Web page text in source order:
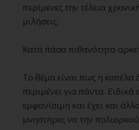
περίμενες την τέλεια
μιλήσεις;
Κατά πάσα πιθανότητα
Το θέμα είναι πως η κοπέλα
περιμένει για πάντα. Ειδικά
εμφανίσιμη και έχει και
μνηστήρες να την